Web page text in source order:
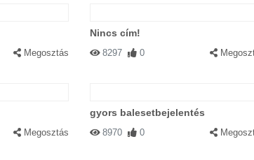
Megosztás
Nincs cím!
8297 0
Megosztás
gyors balesetbejelentés
8970 0